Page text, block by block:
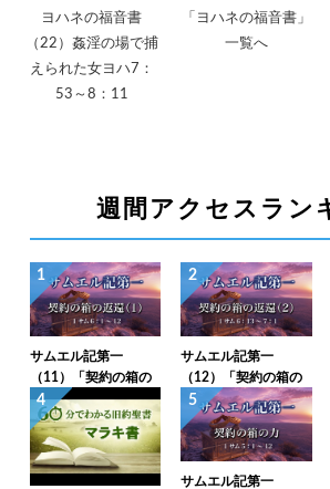
ヨハネの福音書
（22）姦淫の場で捕
えられた女ヨハ7：
53～8：11
「ヨハネの福音書」
一覧へ
週間アクセスラン
1
サムエル記第一
（11）「契約の箱の
返還（1）」1サム6：
1～12
2
サムエル記第一
（12）「契約の箱の
返還（2）」1サム6：
13～7：1
4 5
サムエル記第一